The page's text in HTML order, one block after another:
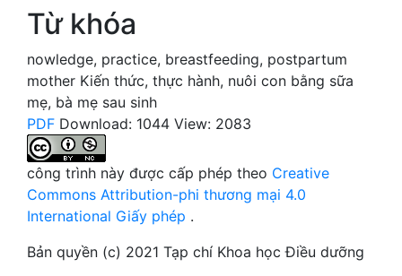
Từ khóa
nowledge, practice, breastfeeding, postpartum
mother Kiến thức, thực hành, nuôi con bằng sữa
mẹ, bà mẹ sau sinh
PDF Download: 1044 View: 2083
công trình này được cấp phép theo Creative
Commons Attribution-phi thương mại 4.0
International Giấy phép .
Bản quyền (c) 2021 Tạp chí Khoa học Điều dưỡng